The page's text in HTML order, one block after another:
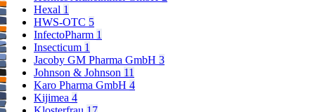
Hexal 1
HWS-OTC 5
InfectoPharm 1
Insecticum 1
Jacoby GM Pharma GmbH 3
Johnson & Johnson 11
Karo Pharma GmbH 4
Kijimea 4